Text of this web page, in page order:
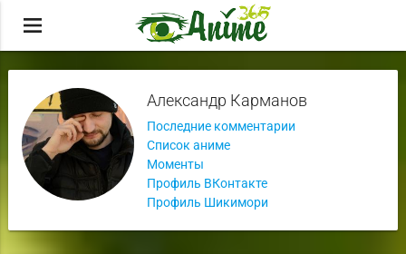
menu
Александр Карманов
Последние комментарии
Список аниме
Моменты
Профиль ВКонтакте
Профиль Шикимори